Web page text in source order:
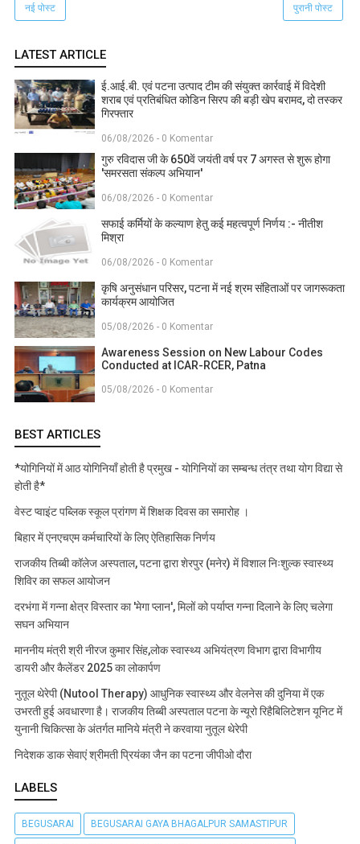
नई पोस्ट पुरानी पोस्ट
LATEST ARTICLE
ई.आई.बी. एवं पटना उत्पाद टीम की संयुक्त कार्रवाई में विदेशी
शराब एवं प्रतिबंधित कोडिन सिरप की बड़ी खेप बरामद, दो तस्कर
गिरफ्तार
06/08/2026 - 0 Komentar
गुरु रविदास जी के 650वें जयंती वर्ष पर 7 अगस्त से शुरू होगा
'समरसता संकल्प अभियान'
06/08/2026 - 0 Komentar
सफाई कर्मियों के कल्याण हेतु कई महत्वपूर्ण निर्णय :- नीतीश
मिश्रा
06/08/2026 - 0 Komentar
कृषि अनुसंधान परिसर, पटना में नई श्रम संहिताओं पर जागरूकता
कार्यक्रम आयोजित
05/08/2026 - 0 Komentar
Awareness Session on New Labour Codes
Conducted at ICAR-RCER, Patna
05/08/2026 - 0 Komentar
BEST ARTICLES
*योगिनियों में आठ योगिनियाँ होती है प्रमुख - योगिनियों का सम्बन्ध तंत्र तथा योग विद्या से
होती है*
वेस्ट प्वाइंट पब्लिक स्कूल प्रांगण में शिक्षक दिवस का समारोह ।
बिहार में एनएचएम कर्मचारियों के लिए ऐतिहासिक निर्णय
राजकीय तिब्बी कॉलेज अस्पताल, पटना द्वारा शेरपुर (मनेर) में विशाल निःशुल्क स्वास्थ्य
शिविर का सफल आयोजन
दरभंगा में गन्ना क्षेत्र विस्तार का 'मेगा प्लान', मिलों को पर्याप्त गन्ना दिलाने के लिए चलेगा
सघन अभियान
माननीय मंत्री श्री नीरज कुमार सिंह,लोक स्वास्थ्य अभियंत्रण विभाग द्वारा विभागीय
डायरी और कैलेंडर 2025 का लोकार्पण
नुतूल थेरेपी (Nutool Therapy) आधुनिक स्वास्थ्य और वेलनेस की दुनिया में एक
उभरती हुई अवधारणा है। राजकीय तिब्बी अस्पताल पटना के न्यूरो रिहैबिलिटेशन यूनिट में
युनानी चिकित्सा के अंतर्गत मानिये मंत्री ने करवाया नुतूल थेरेपी
निदेशक डाक सेवाएं श्रीमती प्रियंका जैन का पटना जीपीओ दौरा
LABELS
BEGUSARAI BEGUSARAI GAYA BHAGALPUR SAMASTIPUR